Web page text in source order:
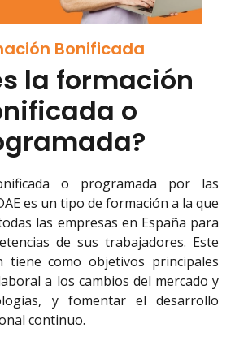
Bonificada
la formación
o
o programada por las
es un tipo de formación a la que
las empresas en España para
de sus trabajadores. Este
tiene como objetivos principales
a los cambios del mercado y
y fomentar el desarrollo
continuo.